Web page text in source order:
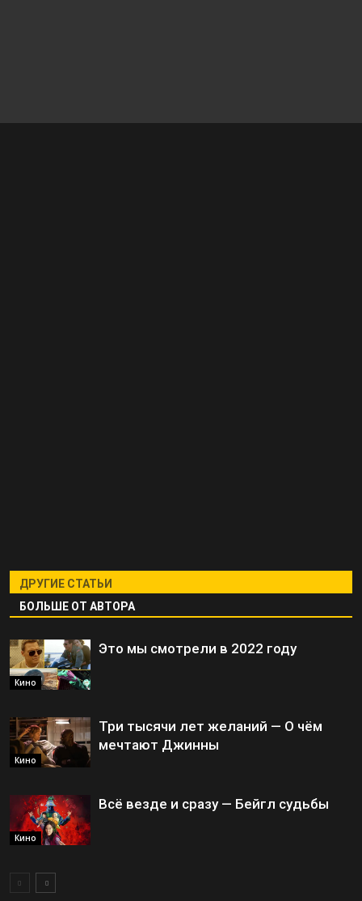
ДРУГИЕ СТАТЬИ
БОЛЬШЕ ОТ АВТОРА
Кино
Это мы смотрели в 2022 году
Кино
Три тысячи лет желаний — О чём
мечтают Джинны
Кино
Всё везде и сразу — Бейгл судьбы